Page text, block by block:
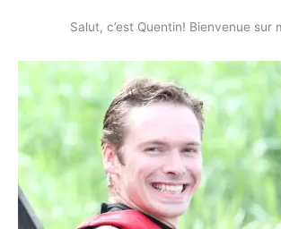
Salut, c’est Quentin! Bienvenue sur